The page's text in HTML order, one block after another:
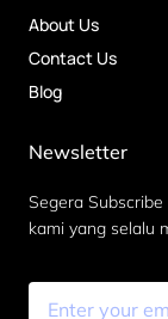
About Us
Contact Us
Blog
Newsletter
Segera
kami yang selalu